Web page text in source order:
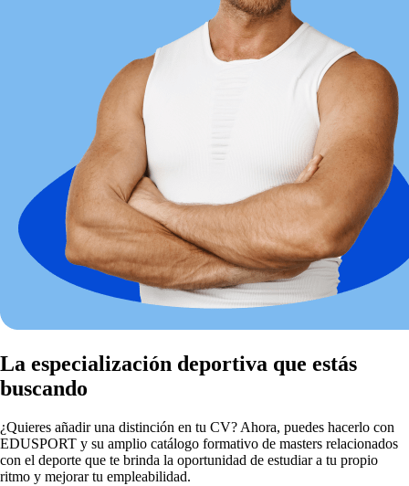
La especialización deportiva que estás
buscando
¿Quieres añadir una distinción en tu CV? Ahora, puedes hacerlo con
EDUSPORT y su amplio catálogo formativo de masters relacionados
con el deporte que te brinda la oportunidad de estudiar a tu propio
ritmo y mejorar tu empleabilidad.